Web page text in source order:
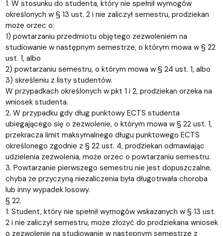
1. W stosunku do studenta, który nie spełnił wymogów
określonych w § 13 ust. 2 i nie zaliczył semestru, prodziekan
może orzec o:
1) powtarzaniu przedmiotu objętego zezwoleniem na
studiowanie w następnym semestrze, o którym mowa w § 22
ust. 1, albo
2) powtarzaniu semestru, o którym mowa w § 24 ust. 1, albo
3) skreśleniu z listy studentów.
W przypadkach określonych w pkt 1 i 2, prodziekan orzeka na
wniosek studenta.
2. W przypadku gdy dług punktowy ECTS studenta
ubiegającego się o zezwolenie, o którym mowa w § 22 ust. 1,
przekracza limit maksymalnego długu punktowego ECTS
określonego zgodnie z § 22 ust. 4, prodziekan odmawiając
udzielenia zezwolenia, może orzec o powtarzaniu semestru.
3. Powtarzanie pierwszego semestru nie jest dopuszczalne,
chyba że przyczyną niezaliczenia była długotrwała choroba
lub inny wypadek losowy.
§ 22.
1. Student, który nie spełnił wymogów wskazanych w § 13 ust.
2 i nie zaliczył semestru, może złożyć do prodziekana wniosek
o zezwolenie na studiowanie w następnym semestrze z